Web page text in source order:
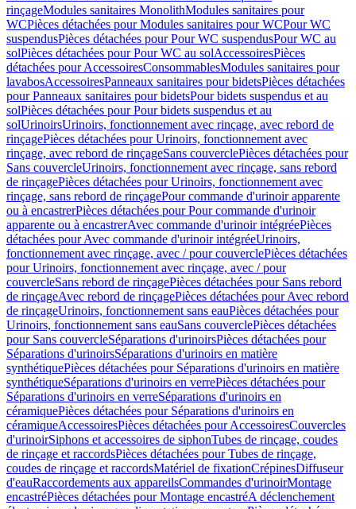
rinçageModules sanitaires MonolithModules sanitaires pour
WCPièces détachées pour Modules sanitaires pour WCPour WC
suspendusPièces détachées pour Pour WC suspendusPour WC au
solPièces détachées pour Pour WC au solAccessoiresPièces
détachées pour AccessoiresConsommablesModules sanitaires pour
lavabosAccessoiresPanneaux sanitaires pour bidetsPièces détachées
pour Panneaux sanitaires pour bidetsPour bidets suspendus et au
solPièces détachées pour Pour bidets suspendus et au
solUrinoirsUrinoirs, fonctionnement avec rinçage, avec rebord de
rinçagePièces détachées pour Urinoirs, fonctionnement avec
rinçage, avec rebord de rinçageSans couverclePièces détachées pour
Sans couvercleUrinoirs, fonctionnement avec rinçage, sans rebord
de rinçagePièces détachées pour Urinoirs, fonctionnement avec
rinçage, sans rebord de rinçagePour commande d'urinoir apparente
ou à encastrerPièces détachées pour Pour commande d'urinoir
apparente ou à encastrerAvec commande d'urinoir intégréePièces
détachées pour Avec commande d'urinoir intégréeUrinoirs,
fonctionnement avec rinçage, avec / pour couverclePièces détachées
pour Urinoirs, fonctionnement avec rinçage, avec / pour
couvercleSans rebord de rinçagePièces détachées pour Sans rebord
de rinçageAvec rebord de rinçagePièces détachées pour Avec rebord
de rinçageUrinoirs, fonctionnement sans eauPièces détachées pour
Urinoirs, fonctionnement sans eauSans couverclePièces détachées
pour Sans couvercleSéparations d'urinoirsPièces détachées pour
Séparations d'urinoirsSéparations d'urinoirs en matière
synthétiquePièces détachées pour Séparations d'urinoirs en matière
synthétiqueSéparations d'urinoirs en verrePièces détachées pour
Séparations d'urinoirs en verreSéparations d'urinoirs en
céramiquePièces détachées pour Séparations d'urinoirs en
céramiqueAccessoiresPièces détachées pour AccessoiresCouvercles
d'urinoirSiphons et accessoires de siphonTubes de rinçage, coudes
de rinçage et raccordsPièces détachées pour Tubes de rinçage,
coudes de rinçage et raccordsMatériel de fixationCrépinesDiffuseur
d'eauRaccordements aux appareilsCommandes d'urinoirMontage
encastréPièces détachées pour Montage encastréA déclenchement